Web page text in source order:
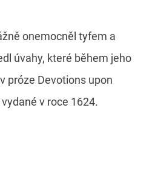
onemocněl tyfem a
úvahy, které během jeho
próze Devotions upon
v roce 1624.